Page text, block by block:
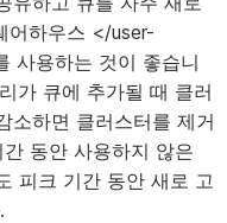
어하우스 </user-
사용하는 것이 좋습니
가 큐에 추가될 때 클러
소하면 클러스터를 제거
동안 사용하지 않은
피크 기간 동안 새로 고